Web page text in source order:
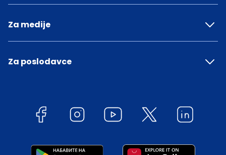
Za medije
Za poslodavce